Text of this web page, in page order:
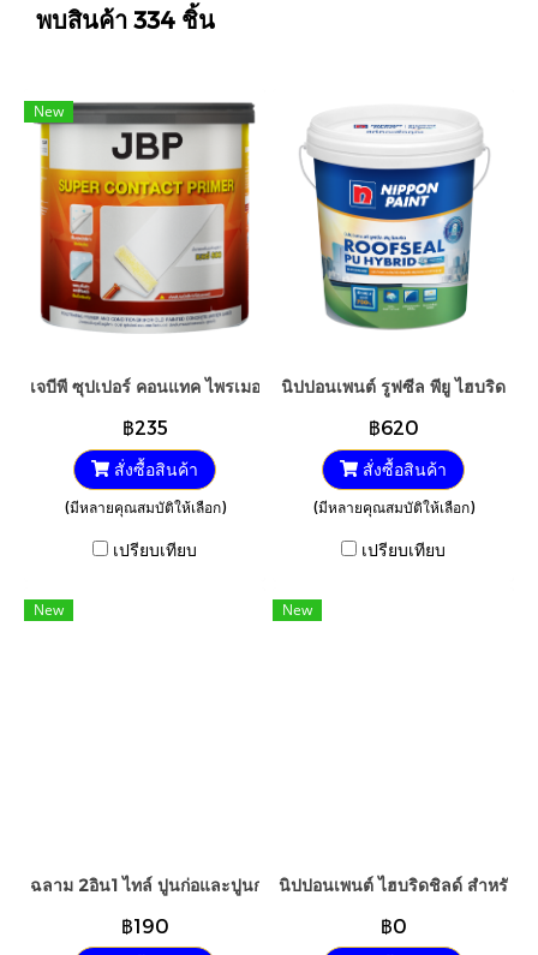
พบสินค้า 334 ชิ้น
New
เจบีพี ซุปเปอร์ คอนแทค ไพรเมอร์ น้ำยารองพื้นปูนฟื้นฟูสีเก่า เบอร์
฿235
สั่งซื้อสินค้า
(มีหลายคุณสมบัติให้เลือก)
เปรียบเทียบ
นิปปอนเพนต์ รูฟซีล พียู ไฮบริด
฿620
สั่งซื้อสินค้า
(มีหลายคุณสมบัติให้เลือก)
เปรียบเทียบ
New
ฉลาม 2อิน1 ไทล์ ปูนก่อและปูนกาว
฿190
New
นิปปอนเพนต์ ไฮบริดชิลด์ สำหรับภา
฿0